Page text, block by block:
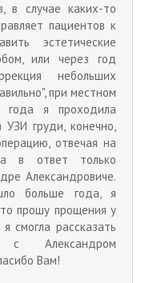
в случае каких-то
пациентов к
эстетические
или через год
небольших
при местном
года я проходила
УЗИ груди, конечно,
отвечая на
в ответ только
Александровиче.
больше года, я
прошу прощения у
смогла рассказать
Александром
Вам!